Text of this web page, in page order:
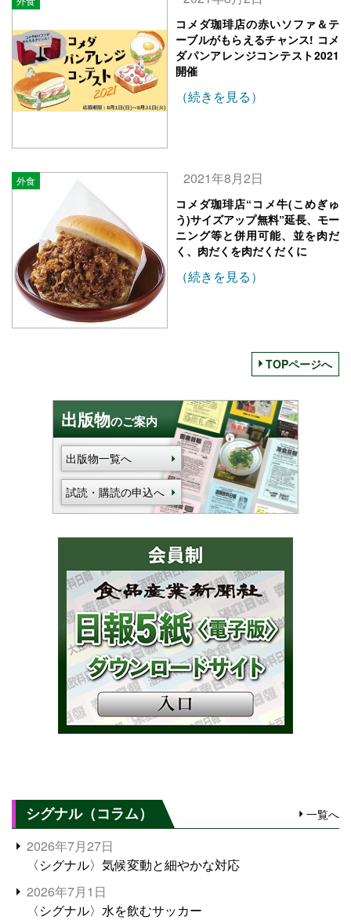
コメダ珈琲店の赤いソファ＆テ
ーブルがもらえるチャンス! コメ
ダパンアレンジコンテスト2021
開催
（続きを見る）
外食 2021年8月2日
コメダ珈琲店“コメ牛(こめぎゅ
う)サイズアップ無料”延長、モー
ニング等と併用可能、並を肉だ
く、肉だくを肉だくだくに
（続きを見る）
TOPページへ
出版物のご案内
出版物一覧へ
試読・購読の申込へ
シグナル（コラム） 一覧へ
2026年7月27日
〈シグナル〉気候変動と細やかな対応
2026年7月1日
〈シグナル〉水を飲むサッカー